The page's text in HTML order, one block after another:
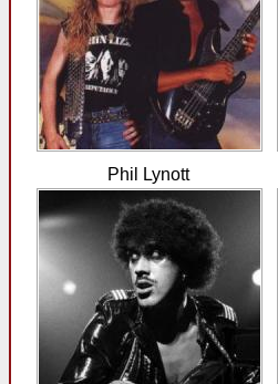
Phil Lynott